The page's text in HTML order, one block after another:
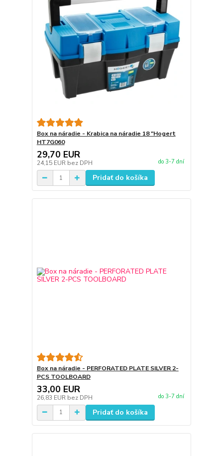
Box na náradie - Krabica na náradie 18 "Hogert
HT7G060
29,70 EUR
24,15 EUR bez DPH do 3-7 dní
Pridať do košíka
Box na náradie - PERFORATED PLATE SILVER 2-
PCS TOOLBOARD
33,00 EUR
26,83 EUR bez DPH do 3-7 dní
Pridať do košíka